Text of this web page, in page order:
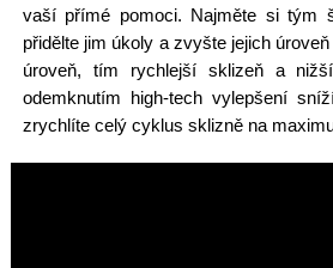
vaší přímé pomoci. Najměte si tým
přidělte jim úkoly a zvyšte jejich
úroveň, tím rychlejší sklizeň a
odemknutím high-tech vylepšení
zrychlíte celý cyklus sklizně na